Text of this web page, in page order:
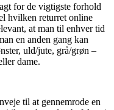
for de vigtigste forhold
hvilken returret online
at man til enhver tid
en anden gang kan
uld/jute, grå/grøn –
dame.
til at gennemrode en